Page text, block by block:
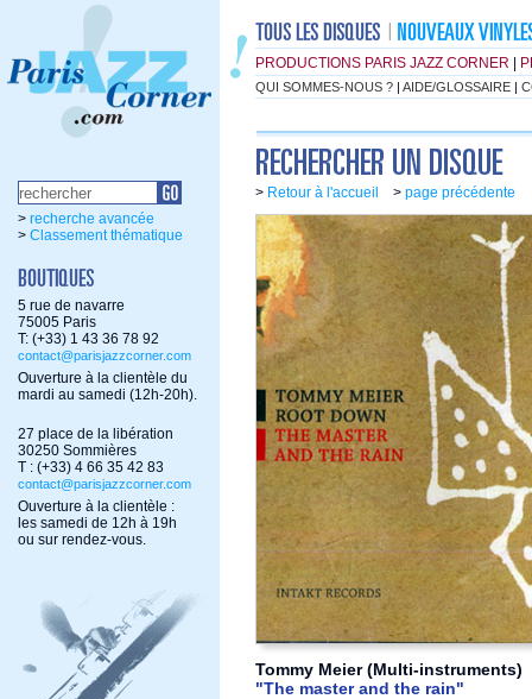
PRODUCTIONS PARIS JAZZ CORNER
QUI SOMMES-NOUS ? | AIDE/GLOSSAIRE |
> recherche avancée
> Classement thématique
5 rue de navarre
75005 Paris
T: (+33) 1 43 36 78 92
contact@parisjazzcorner.com
Ouverture à la clientèle du
mardi au samedi (12h-20h).
27 place de la libération
30250 Sommières
T : (+33) 4 66 35 42 83
contact@parisjazzcorner.com
Ouverture à la clientèle :
les samedi de 12h à 19h
ou sur rendez-vous.
> Retour à l'accueil > page précédente
Tommy Meier (Multi-instruments)
"The master and the rain"